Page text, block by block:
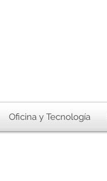
Oficina y Tecnología